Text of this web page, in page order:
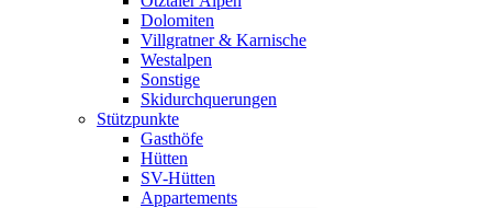
Dolomiten
Villgratner & Karnische
Westalpen
Sonstige
Skidurchquerungen
Stützpunkte
Gasthöfe
Hütten
SV-Hütten
Appartements